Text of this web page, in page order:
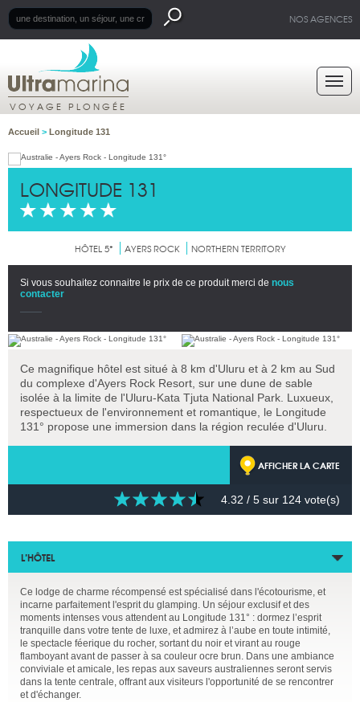
NOS AGENCES
VOYAGE PLONGÉE
Accueil > Longitude 131
LONGITUDE 131
HÔTEL 5* AYERS ROCK NORTHERN TERRITORY
Si vous souhaitez connaitre le prix de ce produit merci de nous
contacter
Ce magnifique hôtel est situé à 8 km d'Uluru et à 2 km au Sud
du complexe d'Ayers Rock Resort, sur une dune de sable
isolée à la limite de l'Uluru-Kata Tjuta National Park. Luxueux,
respectueux de l'environnement et romantique, le Longitude
131° propose une immersion dans la région reculée d'Uluru.
AFFICHER LA CARTE
4.32 / 5 sur 124 vote(s)
L’HÔTEL
Ce lodge de charme récompensé est spécialisé dans l'écotourisme, et
incarne parfaitement l'esprit du glamping. Un séjour exclusif et des
moments intenses vous attendent au Longitude 131° : dormez l’esprit
tranquille dans votre tente de luxe, et admirez à l’aube en toute intimité,
le spectacle féerique du rocher, sortant du noir et virant au rouge
flamboyant avant de passer à sa couleur ocre brun. Dans une ambiance
conviviale et amicale, les repas aux saveurs australiennes seront servis
dans la tente centrale, offrant aux visiteurs l'opportunité de se rencontrer
et d'échanger.